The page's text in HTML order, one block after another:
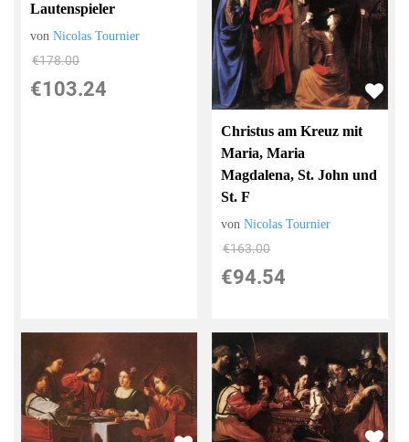
Lautenspieler
vonNicolas Tournier
€178.00
€103.24
Christus am Kreuz mit
Maria, Maria
Magdalena, St. John und
St. F
vonNicolas Tournier
€163.00
€94.54